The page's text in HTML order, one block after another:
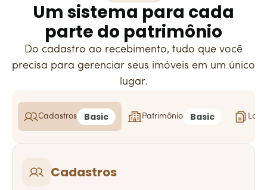
Um sistema para cada
parte do patrimônio
Do cadastro ao recebimento, tudo que você
precisa para gerenciar seus imóveis em um único
lugar.
Cadastros Basic Patrimônio Basic
Cadastros